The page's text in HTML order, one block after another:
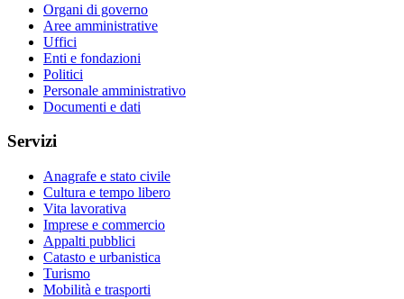
Organi di governo
Aree amministrative
Uffici
Enti e fondazioni
Politici
Personale amministrativo
Documenti e dati
Servizi
Anagrafe e stato civile
Cultura e tempo libero
Vita lavorativa
Imprese e commercio
Appalti pubblici
Catasto e urbanistica
Turismo
Mobilità e trasporti